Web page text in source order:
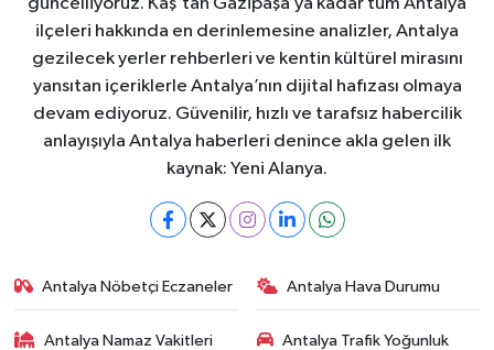
güncelliyoruz. Kaş’tan Gazipaşa’ya kadar tüm Antalya
ilçeleri hakkında en derinlemesine analizler, Antalya
gezilecek yerler rehberleri ve kentin kültürel mirasını
yansıtan içeriklerle Antalya’nın dijital hafızası olmaya
devam ediyoruz. Güvenilir, hızlı ve tarafsız habercilik
anlayışıyla Antalya haberleri denince akla gelen ilk
kaynak: Yeni Alanya.
Antalya Nöbetçi Eczaneler Antalya Hava Durumu
Antalya Namaz Vakitleri
Antalya Trafik Yoğunluk